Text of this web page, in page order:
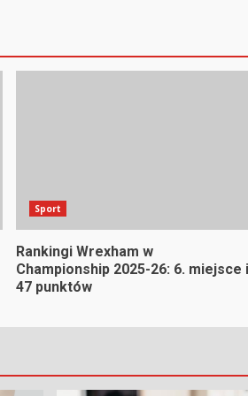
Sport
Rankingi Wrexham w
Championship 2025-26: 6. miejsce i
47 punktów